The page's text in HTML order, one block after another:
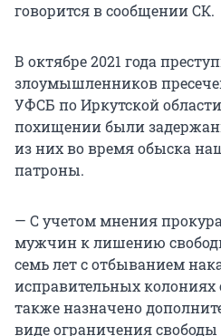
говорится в сообщении СК.
В октябре 2021 года
злоумышленников
УФСБ по Иркутской
похищении были
из них во время обыска
патроны.
— С учетом мнения
мужчин к лишению
семь лет с отбыванием
исправительных
также назначено
виде ограничения свободы